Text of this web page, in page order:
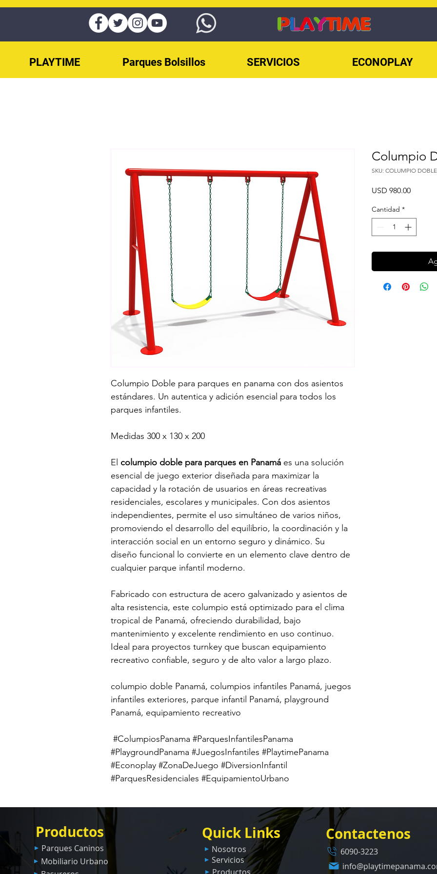
PLAYTIME Parques Bolsillos SERVICIOS ECONOPLAY
Columpio Doble para parques en panama con dos asientos
estándares. Un autentica y adición esencial para todos los
parques infantiles.
Medidas 300 x 130 x 200
El columpio doble para parques en Panamá es una solución
esencial de juego exterior diseñada para maximizar la
capacidad y la rotación de usuarios en áreas recreativas
residenciales, escolares y municipales. Con dos asientos
independientes, permite el uso simultáneo de varios niños,
promoviendo el desarrollo del equilibrio, la coordinación y la
interacción social en un entorno seguro y dinámico. Su
diseño funcional lo convierte en un elemento clave dentro de
cualquier parque infantil moderno.
Fabricado con estructura de acero galvanizado y asientos de
alta resistencia, este columpio está optimizado para el clima
tropical de Panamá, ofreciendo durabilidad, bajo
mantenimiento y excelente rendimiento en uso continuo.
Ideal para proyectos turnkey que buscan equipamiento
recreativo confiable, seguro y de alto valor a largo plazo.
columpio doble Panamá, columpios infantiles Panamá, juegos
infantiles exteriores, parque infantil Panamá, playground
Panamá, equipamiento recreativo
#ColumpiosPanama #ParquesInfantilesPanama
#PlaygroundPanama #JuegosInfantiles #PlaytimePanama
#Econoplay #ZonaDeJuego #DiversionInfantil
#ParquesResidenciales #EquipamientoUrbano
Columpio
SKU: COLUMPIO
USD 980.00Precio
Cantidad *
Productos
Parques Caninos
Mobiliario Urbano
Quick Links
Nosotros
Servicios
Productos
Contactenos
6090-3223